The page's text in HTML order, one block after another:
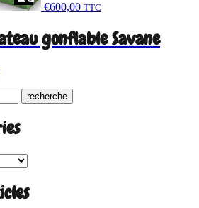
€600,00 TTC
gonflable Savane